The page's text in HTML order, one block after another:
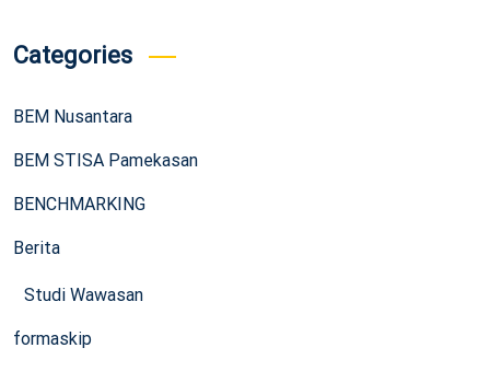
Categories
BEM Nusantara
BEM STISA Pamekasan
BENCHMARKING
Berita
Studi Wawasan
formaskip